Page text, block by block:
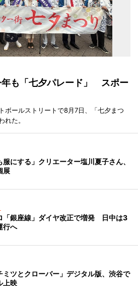
年も「七夕パレード」 スポー
ボールストリートで8月7日、「七夕まつ
れた。
服にする」クリエーター塩川夏子さん、
展
「銀座線」ダイヤ改正で増発 日中は3
行へ
ミツとクローバー」デジタル版、渋谷で
上映